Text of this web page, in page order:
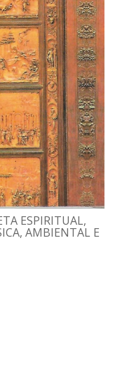
ESPIRITUAL,
AMBIENTAL E